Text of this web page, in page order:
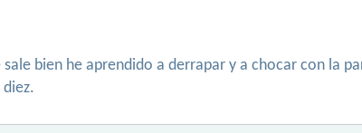
bien he aprendido a derrapar y a chocar con la